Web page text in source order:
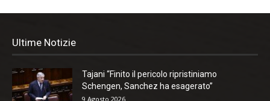
Ultime Notizie
Tajani “Finito il pericolo ripristiniamo
Schengen, Sanchez ha esagerato”
9 Agosto 2026